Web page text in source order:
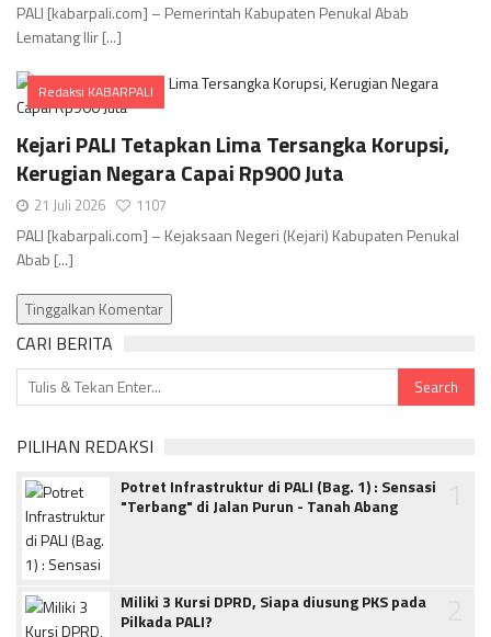
PALI [kabarpali.com] – Pemerintah Kabupaten Penukal Abab
Lematang Ilir [...]
Redaksi KABARPALI
Kejari PALI Tetapkan Lima Tersangka Korupsi,
Kerugian Negara Capai Rp900 Juta
21 Juli 2026 1107
PALI [kabarpali.com] – Kejaksaan Negeri (Kejari) Kabupaten Penukal
Abab [...]
Tinggalkan Komentar
CARI BERITA
PILIHAN REDAKSI
Potret Infrastruktur di PALI (Bag. 1) : Sensasi
"Terbang" di Jalan Purun - Tanah Abang
Miliki 3 Kursi DPRD, Siapa diusung PKS pada
Pilkada PALI?